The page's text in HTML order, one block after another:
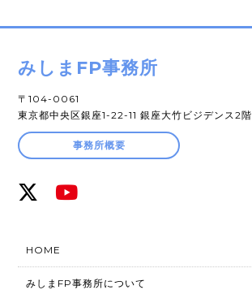
みしまFP事務所
〒104-0061
東京都中央区銀座1-22-11 銀座大竹ビジデンス2階
事務所概要
HOME
みしまFP事務所について